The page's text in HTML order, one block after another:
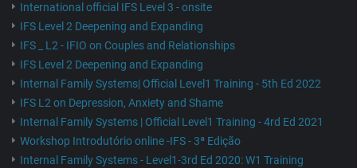
International official IFS Level 3 - onsite
IFS Level 2 Deepening and Expanding
IFS _ L2 - IFIO on Couples and Relationships
IFS Level 2 Deepening and Expanding
Internal Family Systems| Official Level1 Training - 5th Ed 2022
IFS L2 on Depression, Anxiety and Shame
Internal Family Systems | Official Level1 Training - 4rd Ed 2021
Workshop Introdutório online -IFS - 3ª Edição
Internal Family Systems - Level1-3rd Ed 2020: W1 Training